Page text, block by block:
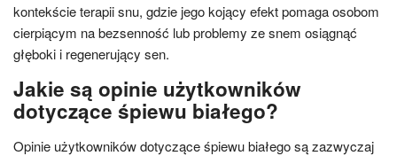
kontekście terapii snu, gdzie jego kojący efekt pomaga osobom
cierpiącym na bezsenność lub problemy ze snem osiągnąć
głęboki i regenerujący sen.
Jakie są opinie użytkowników
dotyczące śpiewu białego?
Opinie użytkowników dotyczące śpiewu białego są zazwyczaj